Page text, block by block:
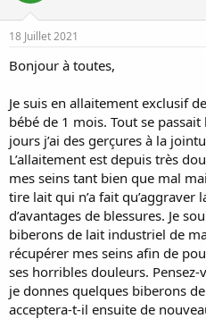
é
e
p
r
é
t
18 Juillet 2021
Bonjour à toutes,
Je suis en allaitement exclusif
bébé de 1 mois. Tout se
jours j’ai des gerçures à la
L’allaitement est depuis très
mes seins tant bien que mal
tire lait qui n’a fait
d’avantages de blessures. Je
biberons de lait industriel de
récupérer mes seins afin de
ses horribles douleurs. Pensez-
je donnes quelques biberons
acceptera-t-il ensuite de